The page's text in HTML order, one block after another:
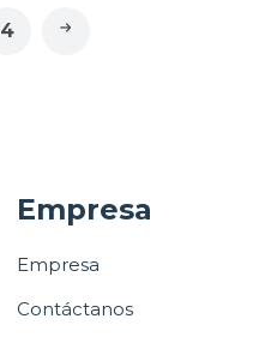
4
Empresa
Empresa
Contáctanos